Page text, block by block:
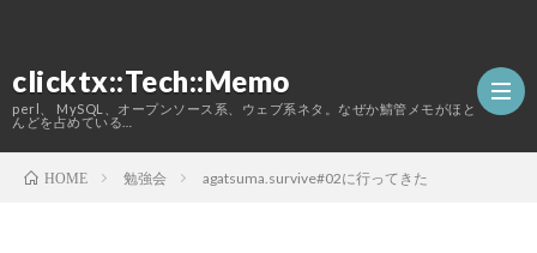
clicktx::Tech::Memo
perl、 MySQL、オープンソース系、ウェブ系ネタ。なぜか鯖管メモがほと
んどを占めている…
HOME 勉強会 agatsuma.survive#02に行ってきた